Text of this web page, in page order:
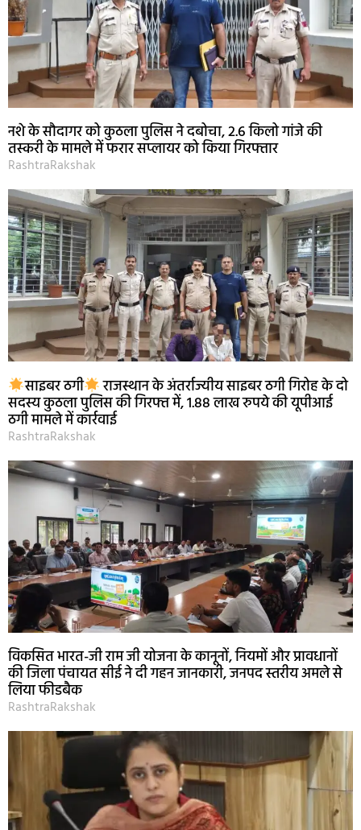
नशे के सौदागर को कुठला पुलिस ने दबोचा, 2.6 किलो गांजे की
तस्करी के मामले में फरार सप्लायर को किया गिरफ्तार
RashtraRakshak
साइबर ठगी राजस्थान के अंतर्राज्यीय साइबर ठगी गिरोह के दो
सदस्य कुठला पुलिस की गिरफ्त में, 1.88 लाख रुपये की यूपीआई
ठगी मामले में कार्रवाई
RashtraRakshak
विकसित भारत-जी राम जी योजना के कानूनों, नियमों और प्रावधानों
की जिला पंचायत सीई ने दी गहन जानकारी, जनपद स्तरीय अमले से
लिया फीडबैक
RashtraRakshak